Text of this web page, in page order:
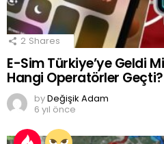
2 Shares
E-Sim Türkiye’ye Geldi
Hangi Operatörler Geçti?
byDeğişik Adam
6 yıl önce